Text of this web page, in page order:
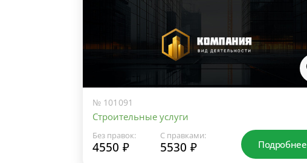
№ 101091
Строительные услуги
Без правок:
4550 ₽
С правками:
5530 ₽ Подробнее